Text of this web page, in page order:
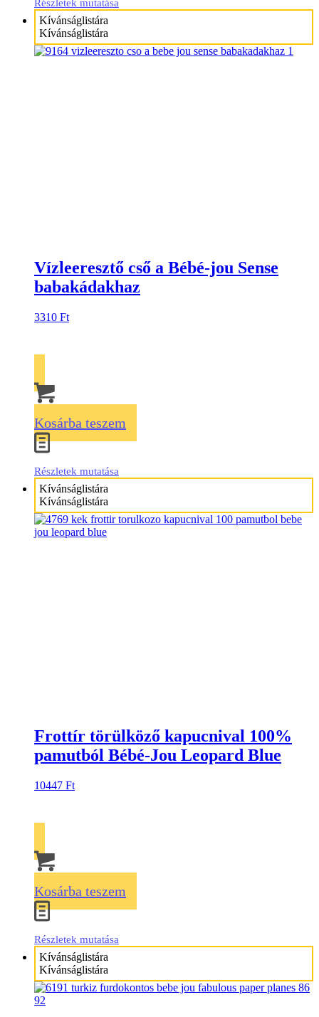
Részletek mutatása
Kívánságlistára
Kívánságlistára
Vízleeresztő cső a Bébé-jou Sense
babakádakhaz
3310 Ft
Kosárba teszem
Részletek mutatása
Kívánságlistára
Kívánságlistára
Frottír törülköző kapucnival 100%
pamutból Bébé-Jou Leopard Blue
10447 Ft
Kosárba teszem
Részletek mutatása
Kívánságlistára
Kívánságlistára